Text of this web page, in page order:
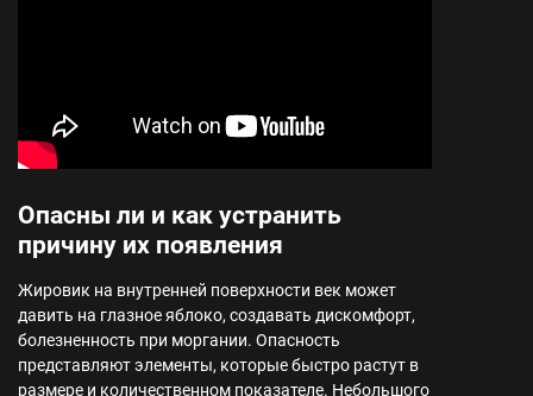
Опасны ли и как устранить
причину их появления
Жировик на внутренней поверхности век может
давить на глазное яблоко, создавать дискомфорт,
болезненность при моргании. Опасность
представляют элементы, которые быстро растут в
размере и количественном показателе. Небольшого